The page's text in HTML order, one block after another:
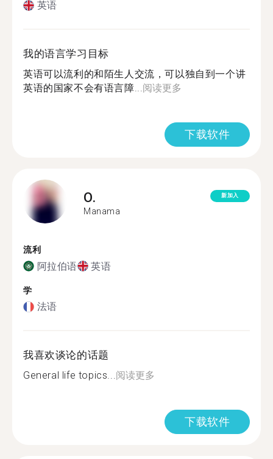
英语
我的语言学习目标
英语可以流利的和陌生人交流，可以独自到一个讲
英语的国家不会有语言障...阅读更多
下载软件
O.
Manama
新加入
流利
阿拉伯语 英语
学
法语
我喜欢谈论的话题
General life topics...阅读更多
下载软件